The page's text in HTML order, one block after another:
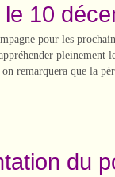
10
pour les
pleinement
remarquera que la
du